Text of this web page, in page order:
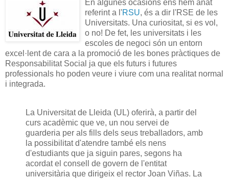
En algunes ocasions ens hem anat
referint a l'RSU, és a dir l'RSE de les
Universitats. Una curiositat, si es vol,
o no! De fet, les universitats i les
escoles de negoci són un entorn
excel·lent de cara a la promoció de les bones pràctiques de
Responsabilitat Social ja que els futurs i futures
professionals ho poden veure i viure com una realitat normal
i integrada.
La Universitat de Lleida (UL) oferirà, a partir del
curs acadèmic que ve, un nou servei de
guarderia per als fills dels seus treballadors, amb
la possibilitat d'atendre també els nens
d'estudiants que ja siguin pares, segons ha
acordat el consell de govern de l'entitat
universitària que dirigeix el rector Joan Viñas. La